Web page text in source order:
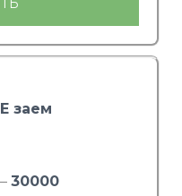
Е заем
30000